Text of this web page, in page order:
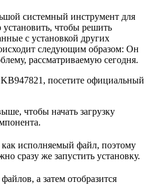
системный инструмент для
чтобы решить
с установкой других
следующим образом: Он
рассматриваемую сегодня.
посетите официальный
чтобы начать загрузку
как исполняемый файл, поэтому
сразу же запустить установку.
а затем отобразится